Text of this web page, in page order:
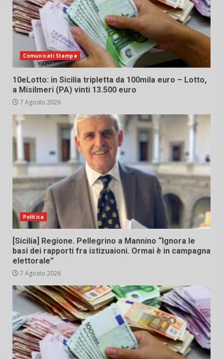
Comunicati Stampa
10eLotto: in Sicilia tripletta da 100mila euro – Lotto,
a Misilmeri (PA) vinti 13.500 euro
7 Agosto 2026
Politica
[Sicilia] Regione. Pellegrino a Mannino “Ignora le
basi dei rapporti fra istizuaioni. Ormai è in campagna
elettorale”
7 Agosto 2026